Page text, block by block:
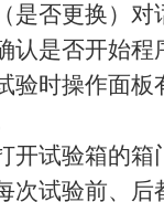
是否更换）
确认是否开始
验时操作面
开试验箱的
次试验前、